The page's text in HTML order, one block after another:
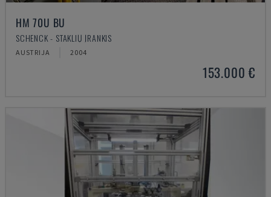
HM 70U BU
SCHENCK - STAKLIŲ ĮRANKIS
AUSTRIJA 2004
153.000 €